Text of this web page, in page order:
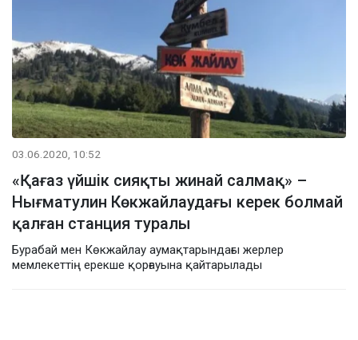
03.06.2020, 10:52
«Қағаз үйшік сияқты жинай салмақ» –
Нығматулин Көкжайлаудағы керек болмай
қалған станция туралы
Бурабай мен Көкжайлау аумақтарындағы жерлер
мемлекеттің ерекше қорғауына қайтарылады